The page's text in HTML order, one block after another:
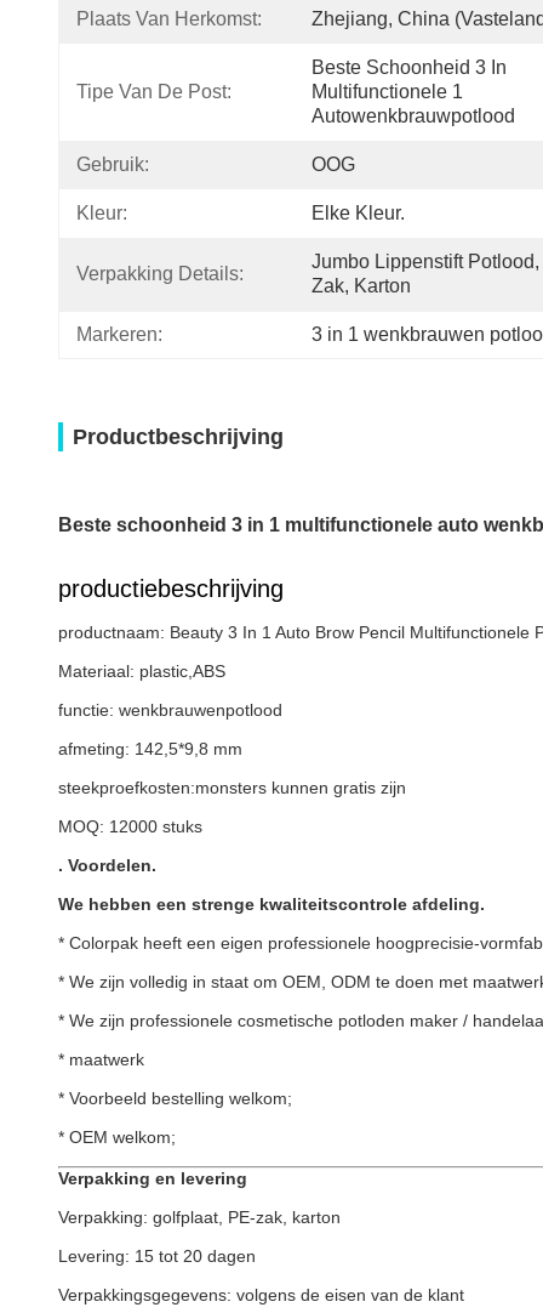
Plaats Van Herkomst: Zhejiang, China
Tipe Van De Post:
Beste Schoonheid 3 In
Multifunctionele 1
Autowenkbrauwpotlood
Gebruik: OOG
Kleur: Elke Kleur.
Verpakking Details:
Jumbo Lippenstift
Zak, Karton
Markeren: 3 in 1 wenkbrauwen
Productbeschrijving
Beste schoonheid 3 in 1 multifunctionele auto
productiebeschrijving
productnaam: Beauty 3 In 1 Auto Brow Pencil Multifunctionele
Materiaal: plastic,ABS
functie: wenkbrauwenpotlood
afmeting: 142,5*9,8 mm
steekproefkosten:monsters kunnen gratis zijn
MOQ: 12000 stuks
. Voordelen.
We hebben een strenge kwaliteitscontrole afdeling.
* Colorpak heeft een eigen professionele hoogprecisie-
* We zijn volledig in staat om OEM, ODM te doen met
* We zijn professionele cosmetische potloden maker /
* maatwerk
* Voorbeeld bestelling welkom;
* OEM welkom;
Verpakking en levering
Verpakking: golfplaat, PE-zak, karton
Levering: 15 tot 20 dagen
Verpakkingsgegevens: volgens de eisen van de klant